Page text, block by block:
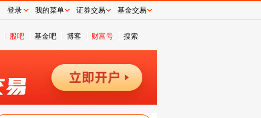
股吧 基金吧 博客 财富号 搜索
登录 我的菜单 证券交易 基金交易